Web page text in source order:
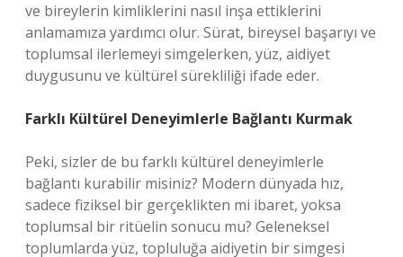
ve bireylerin kimliklerini nasıl inşa ettiklerini
anlamamıza yardımcı olur. Sürat, bireysel başarıyı ve
toplumsal ilerlemeyi simgelerken, yüz, aidiyet
duygusunu ve kültürel sürekliliği ifade eder.
Farklı Kültürel Deneyimlerle Bağlantı Kurmak
Peki, sizler de bu farklı kültürel deneyimlerle
bağlantı kurabilir misiniz? Modern dünyada hız,
sadece fiziksel bir gerçeklikten mi ibaret, yoksa
toplumsal bir ritüelin sonucu mu? Geleneksel
toplumlarda yüz, topluluğa aidiyetin bir simgesi